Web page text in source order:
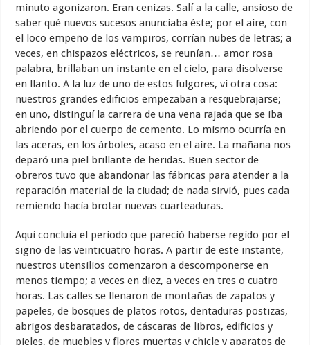
minuto agonizaron. Eran cenizas. Salí a la calle, ansioso de
saber qué nuevos sucesos anunciaba éste; por el aire, con
el loco empeño de los vampiros, corrían nubes de letras; a
veces, en chispazos eléctricos, se reunían… amor rosa
palabra, brillaban un instante en el cielo, para disolverse
en llanto. A la luz de uno de estos fulgores, vi otra cosa:
nuestros grandes edificios empezaban a resquebrajarse;
en uno, distinguí la carrera de una vena rajada que se iba
abriendo por el cuerpo de cemento. Lo mismo ocurría en
las aceras, en los árboles, acaso en el aire. La mañana nos
deparó una piel brillante de heridas. Buen sector de
obreros tuvo que abandonar las fábricas para atender a la
reparación material de la ciudad; de nada sirvió, pues cada
remiendo hacía brotar nuevas cuarteaduras.
Aquí concluía el periodo que pareció haberse regido por el
signo de las veinticuatro horas. A partir de este instante,
nuestros utensilios comenzaron a descomponerse en
menos tiempo; a veces en diez, a veces en tres o cuatro
horas. Las calles se llenaron de montañas de zapatos y
papeles, de bosques de platos rotos, dentaduras postizas,
abrigos desbaratados, de cáscaras de libros, edificios y
pieles, de muebles y flores muertas y chicle y aparatos de